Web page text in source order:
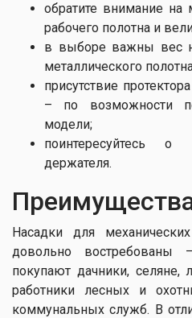
обратите внимание на
рабочего полотна и
в выборе важны вес
металлического
присутствие
– по возможности
модели;
поинтересуйтесь о
держателя.
Насадки для
довольно
покупают дачники,
работники лесных и
коммунальных служб. В